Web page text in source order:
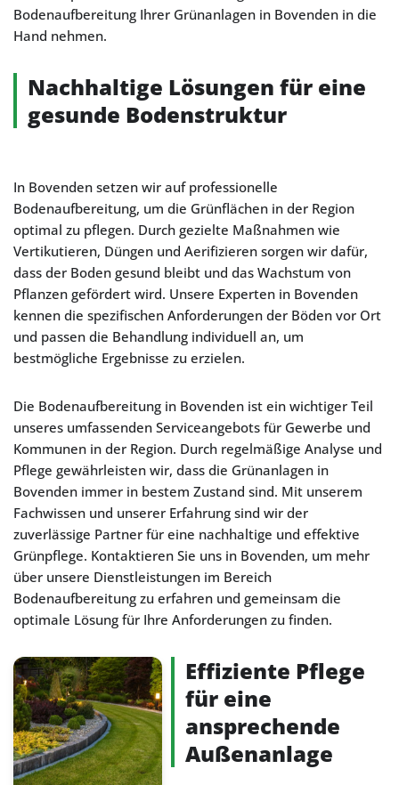
Bodenaufbereitung Ihrer Grünanlagen in Bovenden in die
Hand nehmen.
Nachhaltige Lösungen für eine
gesunde Bodenstruktur
In Bovenden setzen wir auf professionelle
Bodenaufbereitung, um die Grünflächen in der Region
optimal zu pflegen. Durch gezielte Maßnahmen wie
Vertikutieren, Düngen und Aerifizieren sorgen wir dafür,
dass der Boden gesund bleibt und das Wachstum von
Pflanzen gefördert wird. Unsere Experten in Bovenden
kennen die spezifischen Anforderungen der Böden vor Ort
und passen die Behandlung individuell an, um
bestmögliche Ergebnisse zu erzielen.
Die Bodenaufbereitung in Bovenden ist ein wichtiger Teil
unseres umfassenden Serviceangebots für Gewerbe und
Kommunen in der Region. Durch regelmäßige Analyse und
Pflege gewährleisten wir, dass die Grünanlagen in
Bovenden immer in bestem Zustand sind. Mit unserem
Fachwissen und unserer Erfahrung sind wir der
zuverlässige Partner für eine nachhaltige und effektive
Grünpflege. Kontaktieren Sie uns in Bovenden, um mehr
über unsere Dienstleistungen im Bereich
Bodenaufbereitung zu erfahren und gemeinsam die
optimale Lösung für Ihre Anforderungen zu finden.
Effiziente Pflege
für eine
ansprechende
Außenanlage